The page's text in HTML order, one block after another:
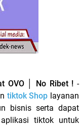
OVO │ No Ribet ! -
tiktok Shop layanan
bisnis serta dapat
tiktok untuk